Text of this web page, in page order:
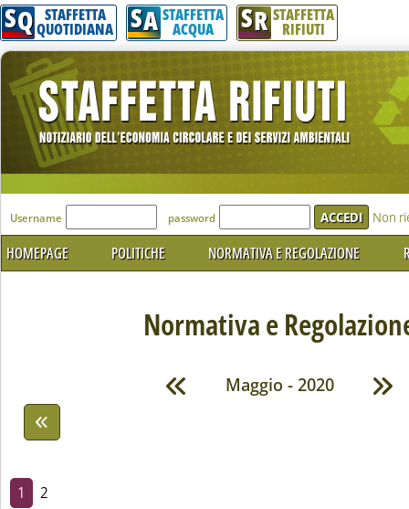
SQ STAFFETTA
QUOTIDIANA SA STAFFETTA
ACQUA SR STAFFETTA
RIFIUTI
'Modulo Login per accedere'
Username password Non
HOMEPAGE POLITICHE NORMATIVA E REGOLAZIONE
Normativa e
Maggio - 2020
1 2